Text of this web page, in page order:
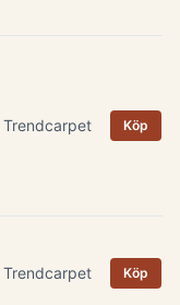
Trendcarpet Köp
Trendcarpet Köp